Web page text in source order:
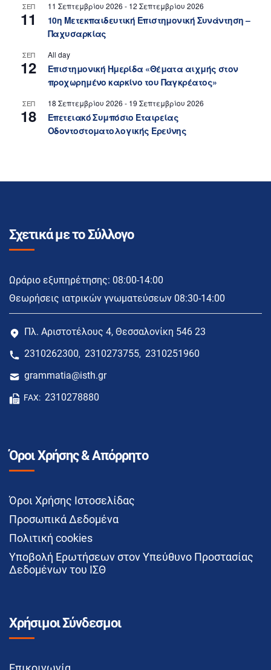
ΣΕΠ
11
11 Σεπτεμβρίου 2026 - 12 Σεπτεμβρίου 2026
10η Μετεκπαιδευτική Επιστημονική Συνάντηση –
Παχυσαρκίας
ΣΕΠ
12
All day
Επιστημονική Ημερίδα «Θέματα αιχμής στον
προχωρημένο καρκίνο του Παγκρέατος»
ΣΕΠ
18
18 Σεπτεμβρίου 2026 - 19 Σεπτεμβρίου 2026
Επετειακό Συμπόσιο Εταιρείας
Οδοντοστοματολογικής Ερεύνης
Σχετικά με το Σύλλογο
Ωράριο εξυπηρέτησης: 08:00-14:00
Θεωρήσεις ιατρικών γνωματεύσεων 08:30-14:00
Πλ. Αριστοτέλους 4, Θεσσαλονίκη 546 23
2310262300, 2310273755, 2310251960
grammatia@isth.gr
FAX: 2310278880
Όροι Χρήσης & Απόρρητο
Όροι Χρήσης Ιστοσελίδας
Προσωπικά Δεδομένα
Πολιτική cookies
Υποβολή Ερωτήσεων στον Υπεύθυνο Προστασίας
Δεδομένων του ΙΣΘ
Χρήσιμοι Σύνδεσμοι